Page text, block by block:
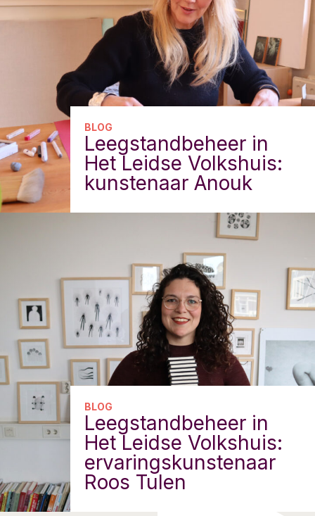
BLOG
Leegstandbeheer in
Het Leidse Volkshuis:
kunstenaar Anouk
BLOG
Leegstandbeheer in
Het Leidse Volkshuis:
ervaringskunstenaar
Roos Tulen